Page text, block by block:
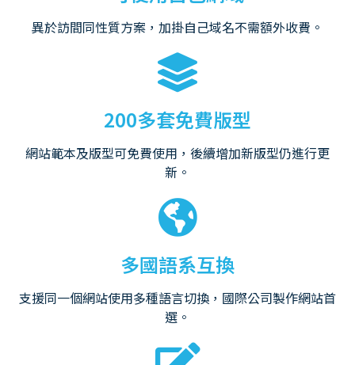
異於訪間同性質方案，加掛自己域名不需額外收費。
200多套免費版型
網站範本及版型可免費使用，後續增加新版型仍進行更
新。
多國語系互換
支援同一個網站使用多種語言切換，國際公司製作網站首
選。